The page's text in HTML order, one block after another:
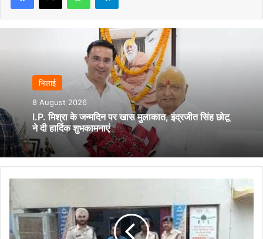
भिलाई
8 August 2026
I.P. मिश्रा के जन्मदिन पर खास मुलाकात, इंद्रजीत सिंह छोटू
ने दी हार्दिक शुभकामनाएं
06
में
नौकरी
लगाने